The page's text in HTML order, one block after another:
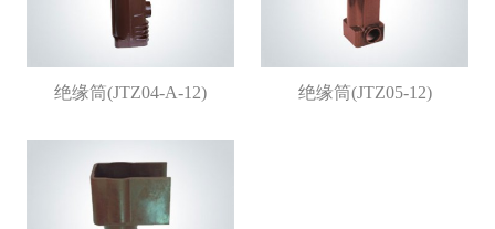
绝缘筒(JTZ04-A-12) 绝缘筒(JTZ05-12)